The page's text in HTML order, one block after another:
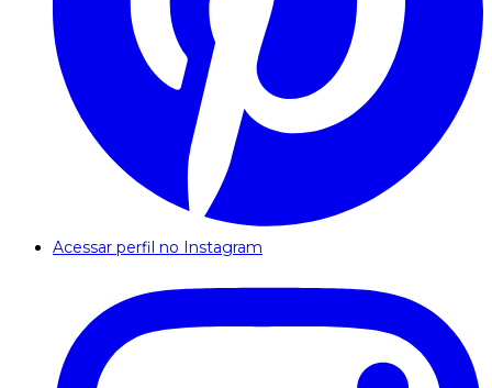
Acessar perfil no Instagram